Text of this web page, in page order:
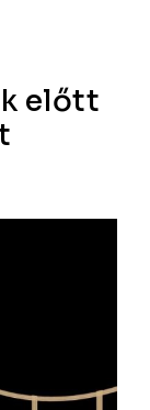
előtt